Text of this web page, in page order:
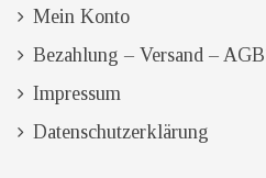
Mein Konto
Bezahlung – Versand –
Impressum
Datenschutzerklärung